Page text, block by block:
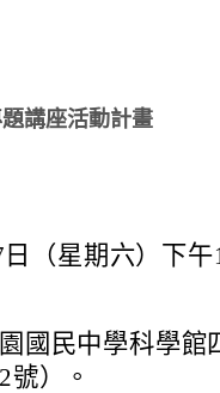
講座活動計畫
（星期六）下
國民中學科學館
號）。